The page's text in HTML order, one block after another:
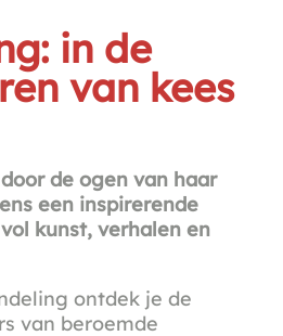
in de
van kees
de ogen van haar
een inspirerende
kunst, verhalen en
ontdek je de
van beroemde